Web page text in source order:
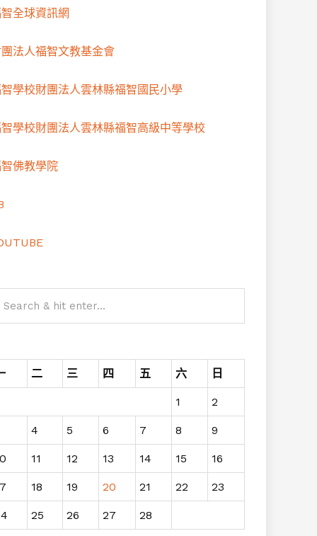
全球資訊網
法人福智文教基金會
學校財團法人雲林縣福智國民小學
學校財團法人雲林縣福智高級中等學校
佛教學院
二 三 四 五 六 日
1 2
4 5 6 7 8 9
11 12 13 14 15 16
18 19 20 21 22 23
25 26 27 28